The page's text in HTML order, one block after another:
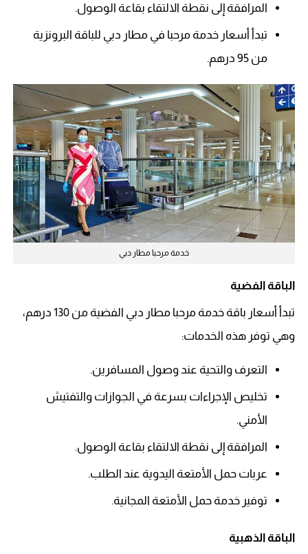
المرافقة إلى نقطة الالتقاء بقاعة الوصول.
تبدأ أسعار خدمة مرحبا في مطار دبي للباقة البرونزية
من 95 درهم.
خدمة مرحبا مطار دبي
الباقة الفضية
تبدأ أسعار باقة خدمة مرحبا مطار دبي الفضية من 130 درهم،
وهي توفر هذه الخدمات:
التعرف والتحية عند وصول المسافرين.
تخليص الإجراءات بسرعة في الجوازات والتفتيش
الأمني.
المرافقة إلى نقطة الالتقاء بقاعة الوصول.
عربات حمل الأمتعة اليدوية عند الطلب.
توفير خدمة حمل الأمتعة المجانية.
الباقة الذهبية